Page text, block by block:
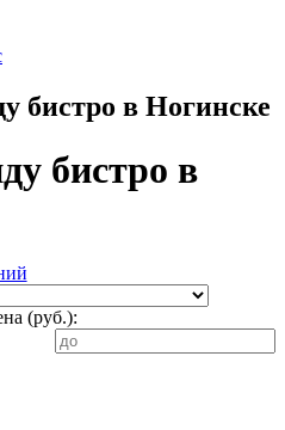
бистро в Ногинске
бистро в
(руб.):